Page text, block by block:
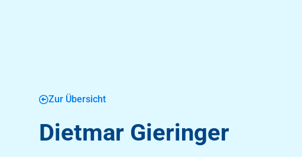
Zur Übersicht
Dietmar Gieringer